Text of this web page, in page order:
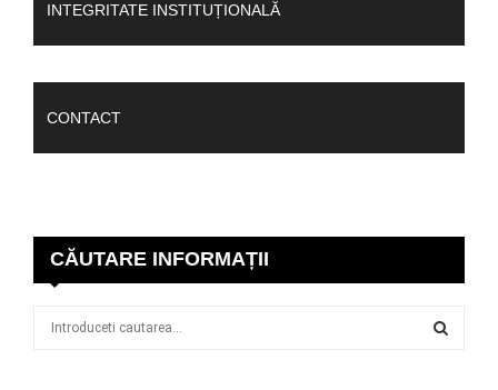
INTEGRITATE INSTITUȚIONALĂ
CONTACT
CĂUTARE INFORMAȚII